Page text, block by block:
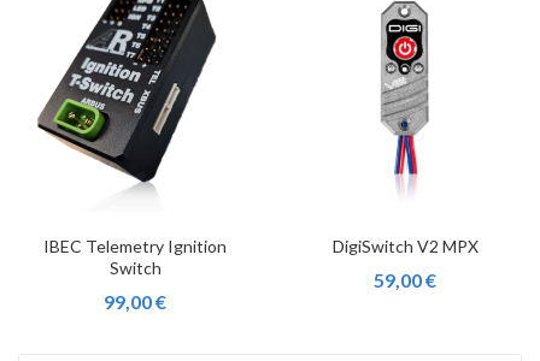
IBEC Telemetry Ignition
Switch
99,00 €
DigiSwitch V2 MPX
59,00 €